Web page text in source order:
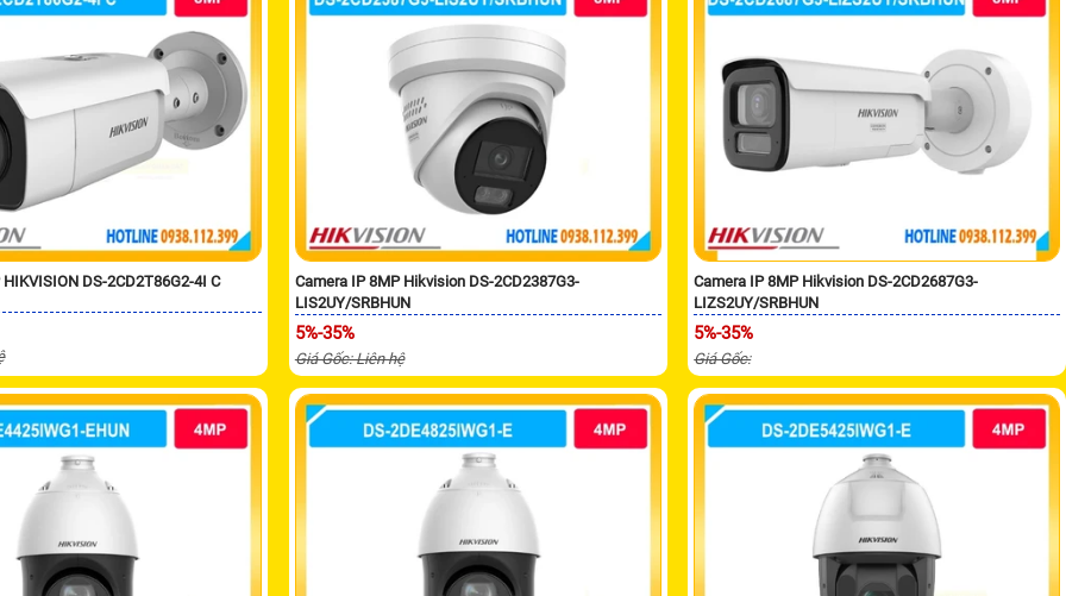
DS-2CD2T86G2-4I C
Camera IP 8MP Hikvision DS-2CD2387G3-
LIS2UY/SRBHUN
5%-35%
Giá Gốc: Liên hệ
Camera IP 8MP Hikvision DS-2CD2687G3-
LIZS2UY/SRBHUN
5%-35%
Giá Gốc: